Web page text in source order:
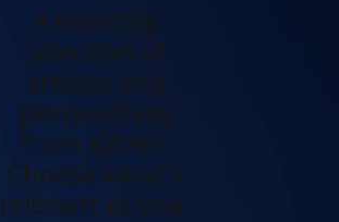
A monthly
selection of
articles and
perspectives
from KWAN.
Choose what's
relevant to you.